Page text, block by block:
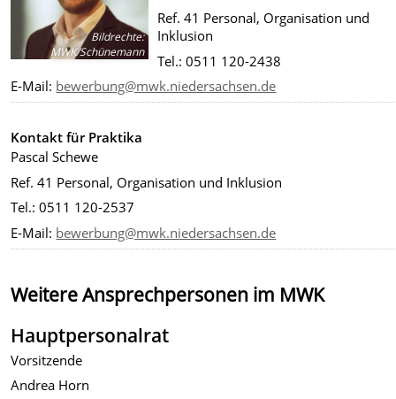
Bildrechte:
MWK/Schünemann
Ref. 41 Personal, Organisation und
Inklusion
Tel.: 0511 120-2438
E-Mail: bewerbung@mwk.niedersachsen.de
Kontakt für Praktika
Pascal Schewe
Ref. 41 Personal, Organisation und Inklusion
Tel.: 0511 120-2537
E-Mail: bewerbung@mwk.niedersachsen.de
Weitere Ansprechpersonen im MWK
Hauptpersonalrat
Vorsitzende
Andrea Horn